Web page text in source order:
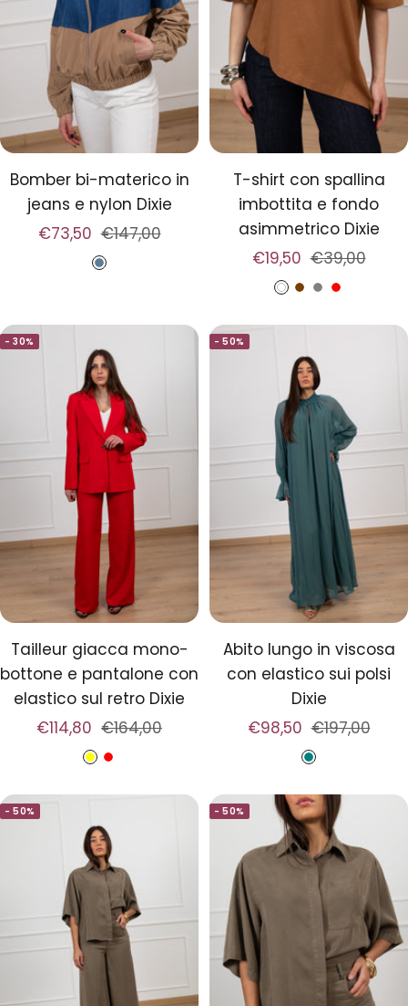
Bomber bi-materico in
jeans e nylon Dixie
Prezzo
€73,50 Prezzo
regolare
€147,00
J
a
n
s
T-shirt con spallina
imbottita e fondo
asimmetrico Dixie
Prezzo
€19,50 Prezzo
regolare
€39,00
B
i
c
o
T
a
a
c
c
o
G
r
g
i
R
o
o
- 30%
Tailleur giacca mono-
bottone e pantalone con
elastico sul retro Dixie
Prezzo
€114,80 Prezzo
regolare
€164,00
G
i
l
l
R
o
s
o
- 50%
Abito lungo in viscosa
con elastico sui polsi
Dixie
Prezzo
€98,50 Prezzo
regolare
€197,00
O
t
t
a
n
- 50% - 50%